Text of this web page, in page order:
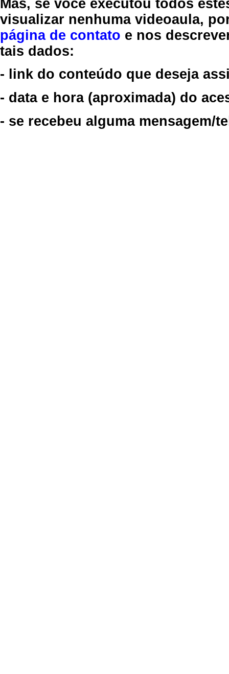
Mas, se você executou todos
visualizar nenhuma videoaula,
página de contato e nos
tais dados:
- link do conteúdo que deseja
- data e hora (aproximada) do
- se recebeu alguma mensagem/